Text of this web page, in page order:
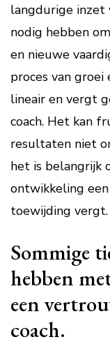
langdurige inzet
nodig hebben
en nieuwe
proces van
lineair en vergt
coach. Het kan
resultaten niet
het is belangrijk
ontwikkeling
toewijding vergt.
Sommige
hebben
een
coach.